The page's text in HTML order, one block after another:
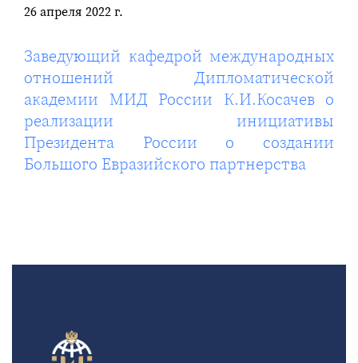
26 апреля 2022 г.
Заведующий кафедрой международных
отношений Дипломатической
академии МИД России К.И.Косачев о
реализации инициативы
Президента России о создании
Большого Евразийского партнерства